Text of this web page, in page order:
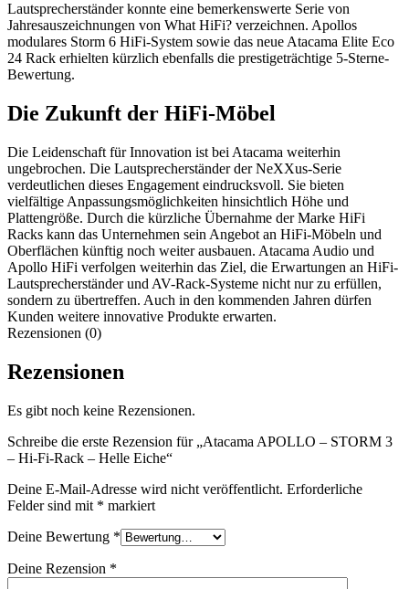
Lautsprecherständer konnte eine bemerkenswerte Serie von
Jahresauszeichnungen von What HiFi? verzeichnen. Apollos
modulares Storm 6 HiFi-System sowie das neue Atacama Elite Eco
24 Rack erhielten kürzlich ebenfalls die prestigeträchtige 5-Sterne-
Bewertung.
Die Zukunft der HiFi-Möbel
Die Leidenschaft für Innovation ist bei Atacama weiterhin
ungebrochen. Die Lautsprecherständer der NeXXus-Serie
verdeutlichen dieses Engagement eindrucksvoll. Sie bieten
vielfältige Anpassungsmöglichkeiten hinsichtlich Höhe und
Plattengröße. Durch die kürzliche Übernahme der Marke HiFi
Racks kann das Unternehmen sein Angebot an HiFi-Möbeln und
Oberflächen künftig noch weiter ausbauen. Atacama Audio und
Apollo HiFi verfolgen weiterhin das Ziel, die Erwartungen an HiFi-
Lautsprecherständer und AV-Rack-Systeme nicht nur zu erfüllen,
sondern zu übertreffen. Auch in den kommenden Jahren dürfen
Kunden weitere innovative Produkte erwarten.
Rezensionen (0)
Rezensionen
Es gibt noch keine Rezensionen.
Schreibe die erste Rezension für „Atacama APOLLO – STORM 3
– Hi-Fi-Rack – Helle Eiche“
Deine E-Mail-Adresse wird nicht veröffentlicht. Erforderliche
Felder sind mit * markiert
Deine Bewertung *
Deine Rezension *